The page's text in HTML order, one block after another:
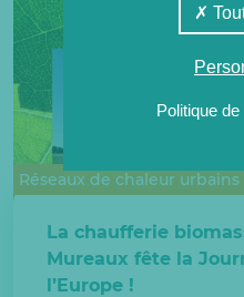
Réseaux de chaleur urbains
La chaufferie
Mureaux fête la
l’Europe !
Politique